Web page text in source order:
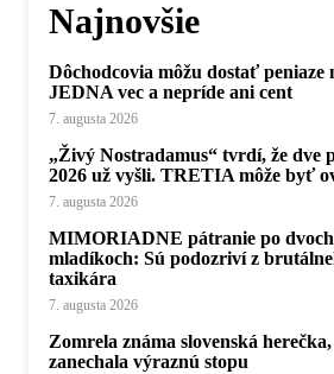
Najnovšie
Dôchodcovia môžu dostať peniaze
JEDNA vec a nepríde ani cent
7. augusta 2026
„Živý Nostradamus“ tvrdí, že dve
2026 už vyšli. TRETIA môže byť
7. augusta 2026
MIMORIADNE pátranie po dvoch
mladíkoch: Sú podozriví z
taxikára
7. augusta 2026
Zomrela známa slovenská
zanechala výraznú stopu